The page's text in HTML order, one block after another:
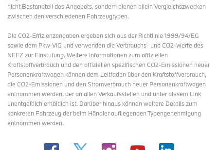
Schwinge mit schräg angeordnetem, ebenfalls voll-einstellbarem
Federbein hinten gepaart mit langen Federwegen für souveräne
Neben einem steifen und stabilen Hauptrahmen als Grundlage
sind lange Federwege das A und O, wenn es um ambitioniertes
Fahren im Gelände geht. Bei der neuen R 12 G/S erfolgt die
Radführung vorn deshalb über eine voll einstellbare Upside-
down-Telegabel mit 45 mm Tauchrohrdurchmesser und üppigen
210 mm Federweg.
Die Radführung hinten übernimmt wie bei den anderen Modellen
der BMW R 12 Familie eine Paralever-Schwinge. Ein direkt
nicht Bestandteil des Angebots, sondern dienen allein Vergleichszwecken
zwischen den verschiedenen Fahrzeugtypen.
Die CO2-Effizienzangaben ergeben sich aus der Richtlinie 1999/94/EG
sowie dem Pkw-VIG und verwenden die Verbrauchs- und CO2-Werte des
NEFZ zur Einstufung. Weitere Informationen zum offiziellen
Kraftstoffverbrauch und den offiziellen spezifischen CO2-Emissionen neuer
Personenkraftwagen können dem Leitfaden über den Kraftstoffverbrauch,
die CO2-Emissionen und den Stromverbrauch neuer Personenkraftwagen
entnommen werden, der an allen Verkaufsstellen und unter diesem Link
unentgeltlich erhältlich ist. Darüber hinaus können weitere Details zum
konkreten Fahrzeug der beim Händler aufliegenden Typengenehmigung
entnommen werden.